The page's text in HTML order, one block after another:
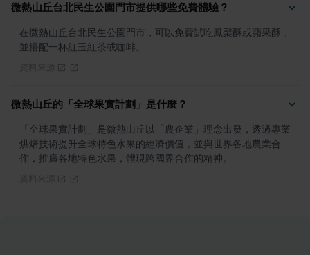
微熱山丘台北民生公園門市提供哪些免費體驗？
在微熱山丘台北民生公園門市，可以免費試吃鳳梨酥或蘋果酥，
並搭配一杯紅玉紅茶或咖啡。
微熱山丘的「全球果實計劃」是什麼？
「全球果實計劃」是微熱山丘以「農企業」理念出發，透過專業
烘焙技術提升全球特色水果的經濟價值，並與世界各地農業合
作，推廣各地特色水果，體現跨國界合作的精神。